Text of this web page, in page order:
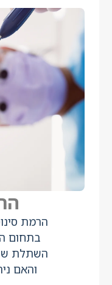
הרמת
בתחום
השתלת
והאם